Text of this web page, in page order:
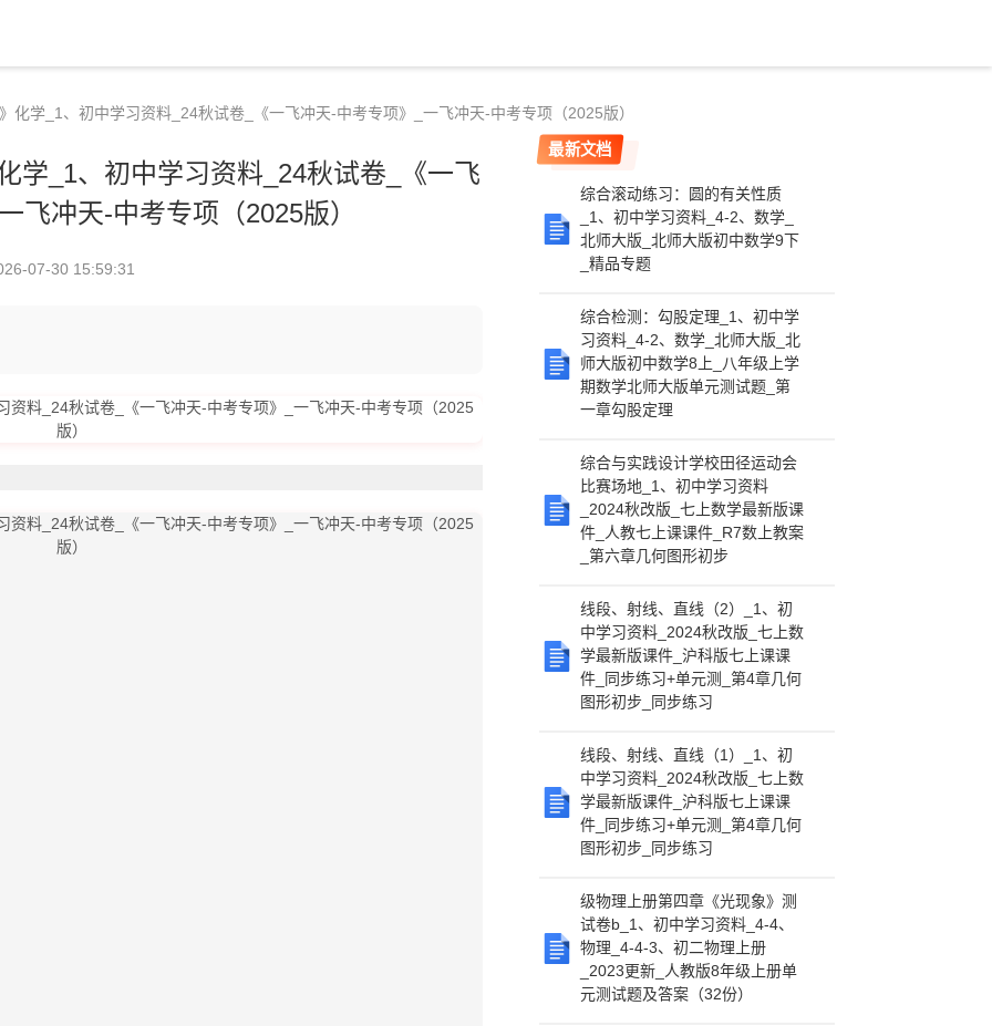
化学_1、初中学习资料_24秋试卷_《一飞冲天-中考专项》_一飞冲天-中考专项（2025版）
学_1、初中学习资料_24秋试卷_《一飞
飞冲天-中考专项（2025版）
07-30 15:59:31
最新文档
综合滚动练习：圆的有关性质
_1、初中学习资料_4-2、数学_
北师大版_北师大版初中数学9下
_精品专题
综合检测：勾股定理_1、初中学
习资料_4-2、数学_北师大版_北
师大版初中数学8上_八年级上学
期数学北师大版单元测试题_第
一章勾股定理
综合与实践设计学校田径运动会
比赛场地_1、初中学习资料
_2024秋改版_七上数学最新版课
件_人教七上课课件_R7数上教案
_第六章几何图形初步
线段、射线、直线（2）_1、初
中学习资料_2024秋改版_七上数
学最新版课件_沪科版七上课课
件_同步练习+单元测_第4章几何
图形初步_同步练习
线段、射线、直线（1）_1、初
中学习资料_2024秋改版_七上数
学最新版课件_沪科版七上课课
件_同步练习+单元测_第4章几何
图形初步_同步练习
级物理上册第四章《光现象》测
试卷b_1、初中学习资料_4-4、
物理_4-4-3、初二物理上册
_2023更新_人教版8年级上册单
元测试题及答案（32份）